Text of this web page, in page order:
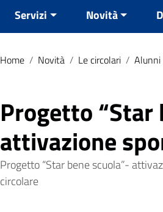
Servizi Novità
Home / Novità / Le circolari / Alunni
Progetto “Star
attivazione
Progetto “Star bene scuola”-
circolare